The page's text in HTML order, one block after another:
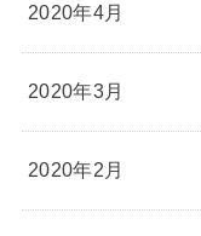
2020年4月
2020年3月
2020年2月